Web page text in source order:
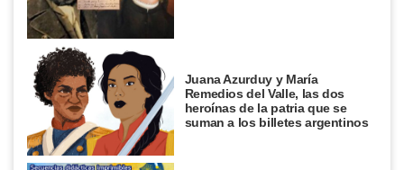
Juana Azurduy y María
Remedios del Valle, las dos
heroínas de la patria que se
suman a los billetes argentinos